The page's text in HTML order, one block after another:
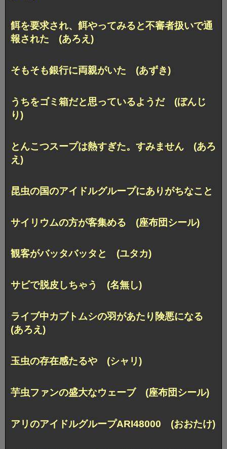
餌を要求され、餌やってみると不審者扱いで通
報された (あろえ)
そもそも銀行に両親がいた (あずき)
うちをゴミ箱だと思っているようだ (ぼんじ
り)
とんこつスープは熱すぎた。すみません (あろ
え)
昆虫の国のアイドルグループにありがちなこと
サイリウムの方が客集める (座布団シール)
観客がバッタバッタと (ユタカ)
サビで脱皮しちゃう (名無し)
ライブ中カブトムシの羽があたり険悪になる
(あろえ)
玉虫の存在感たるや (シャリ)
芋虫ファンの盛大なウェーブ (座布団シール)
アリのアイドルグループARI48000 (おおたけ)